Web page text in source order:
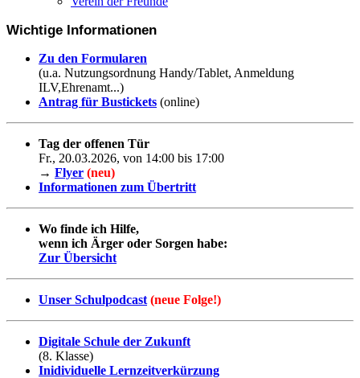
Wichtige Informationen
Zu den Formularen
(u.a. Nutzungsordnung Handy/Tablet, Anmeldung
ILV,Ehrenamt...)
Antrag für Bustickets (online)
Tag der offenen Tür
Fr., 20.03.2026, von 14:00 bis 17:00
→ Flyer (neu)
Informationen zum Übertritt
Wo finde ich Hilfe,
wenn ich Ärger oder Sorgen habe:
Zur Übersicht
Unser Schulpodcast (neue Folge!)
Digitale Schule der Zukunft
(8. Klasse)
Inidividuelle Lernzeitverkürzung